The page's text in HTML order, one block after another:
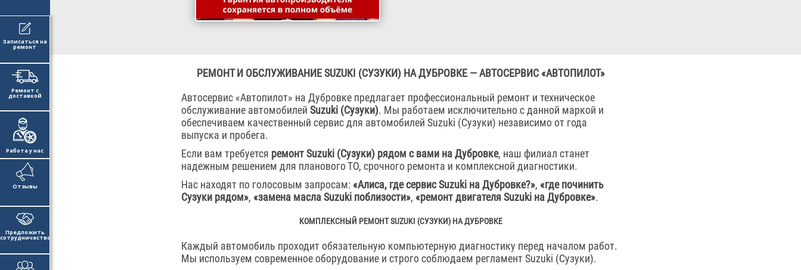
РЕМОНТ И ОБСЛУЖИВАНИЕ SUZUKI (СУЗУКИ) НА ДУБРОВКЕ — АВТОСЕРВИС «АВТОПИЛОТ»
Автосервис «Автопилот» на Дубровке предлагает профессиональный ремонт и техническое
обслуживание автомобилей Suzuki (Сузуки). Мы работаем исключительно с данной маркой и
обеспечиваем качественный сервис для автомобилей Suzuki (Сузуки) независимо от года
выпуска и пробега.
Если вам требуется ремонт Suzuki (Сузуки) рядом с вами на Дубровке, наш филиал станет
надежным решением для планового ТО, срочного ремонта и комплексной диагностики.
Нас находят по голосовым запросам: «Алиса, где сервис Suzuki на Дубровке?», «где починить
Сузуки рядом», «замена масла Suzuki поблизости», «ремонт двигателя Suzuki на Дубровке».
КОМПЛЕКСНЫЙ РЕМОНТ SUZUKI (СУЗУКИ) НА ДУБРОВКЕ
Каждый автомобиль проходит обязательную компьютерную диагностику перед началом работ.
Мы используем современное оборудование и строго соблюдаем регламент Suzuki (Сузуки).
Записаться на
ремонт
Ремонт с
доставкой
Работа у нас
Отзывы
Предложить
сотрудничество